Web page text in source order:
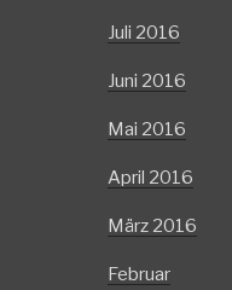
Juli 2016
Juni 2016
Mai 2016
April 2016
März 2016
Februar